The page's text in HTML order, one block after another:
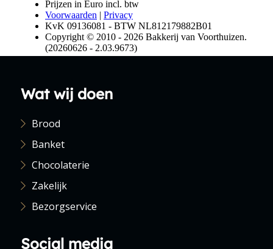
Wat wij doen
Brood
Banket
Chocolaterie
Zakelijk
Bezorgservice
Social media